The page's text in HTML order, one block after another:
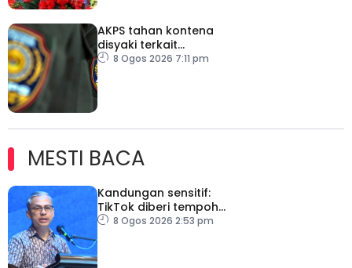
AKPS tahan kontena
disyaki terkait
penghantaran ke Israel
8 Ogos 2026 7:11 pm
MESTI BACA
Kandungan sensitif:
TikTok diberi tempoh
perkukuh sistem
8 Ogos 2026 2:53 pm